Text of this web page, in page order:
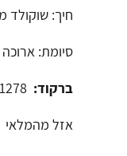
חיך: שוקולד
סיומת:
ברקוד:
אזל מהמלאי